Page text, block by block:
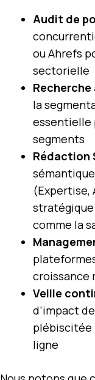
Audit de
ou Ahrefs
sectorielle
la
essentielle
segments
Rédaction
(Expertise,
stratégique
comme la
croissance
Veille
d’impact
plébiscitée
ligne